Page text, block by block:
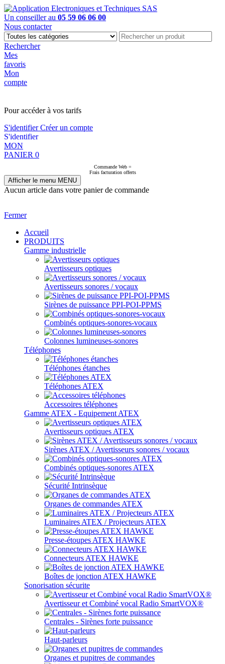
Un conseiller au 05 59 06 06 00
Nous contacter
Rechercher
Mes
favoris
Mon
compte
Pour accéder à vos tarifs
S'identifierCréer un compte
S'identifier
MON
PANIER 0
Commande Web =
Frais facturation offerts
Afficher le menu MENU
Aucun article dans votre panier de commande
Fermer
Accueil
PRODUITS
Gamme industrielle
Avertisseurs optiques
Avertisseurs sonores / vocaux
Sirènes de puissance PPI-POI-PPMS
Combinés optiques-sonores-vocaux
Colonnes lumineuses-sonores
Téléphones
Téléphones étanches
Téléphones ATEX
Accessoires téléphones
Gamme ATEX - Equipement ATEX
Avertisseurs optiques ATEX
Sirènes ATEX / Avertisseurs sonores / vocaux
Combinés optiques-sonores ATEX
Sécurité Intrinsèque
Organes de commandes ATEX
Luminaires ATEX / Projecteurs ATEX
Presse-étoupes ATEX HAWKE
Connecteurs ATEX HAWKE
Boîtes de jonction ATEX HAWKE
Sonorisation sécurite
Avertisseur et Combiné vocal Radio SmartVOX®
Centrales - Sirènes forte puissance
Haut-parleurs
Organes et pupitres de commandes